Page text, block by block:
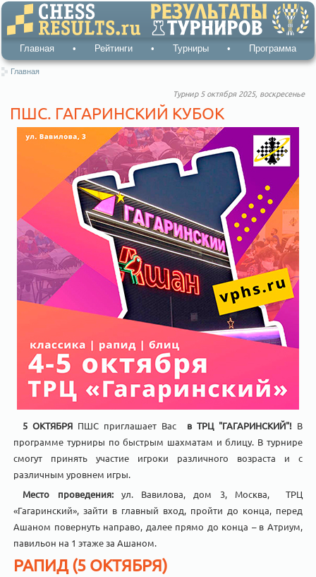
Главная • Рейтинги • Турниры • Программа
Главная
Турнир 5 октября 2025, воскресенье
ПШС. ГАГАРИНСКИЙ КУБОК
5 ОКТЯБРЯ ПШС приглашает Вас в ТРЦ "ГАГАРИНСКИЙ"! В
программе турниры по быстрым шахматам и блицу. В турнире
смогут принять участие игроки различного возраста и с
различным уровнем игры.
Место проведения: ул. Вавилова, дом 3, Москва, ТРЦ
«Гагаринский», зайти в главный вход, пройти до конца, перед
Ашаном повернуть направо, далее прямо до конца – в Атриум,
павильон на 1 этаже за Ашаном.
РАПИД (5 ОКТЯБРЯ)